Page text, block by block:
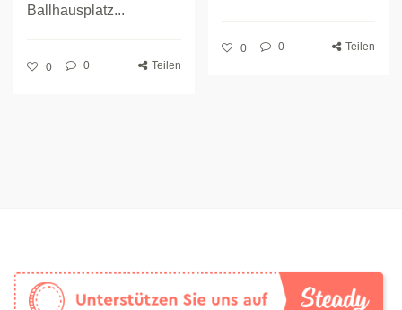
Ballhausplatz...
0 0 Teilen
0 0 Teilen